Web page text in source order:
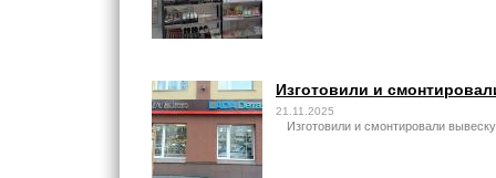
Изготовили и
21.11.2025
Изготовили и смонтировали